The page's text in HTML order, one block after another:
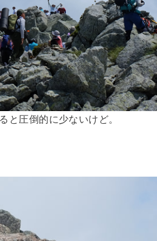
と圧倒的に少ないけど。